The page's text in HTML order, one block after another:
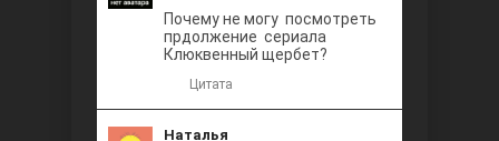
Почему не могу посмотреть
прдолжение сериала
Клюквенный щербет?
Цитата
Наталья